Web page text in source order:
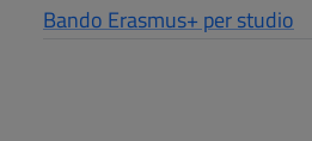
Bando Erasmus+ per studio